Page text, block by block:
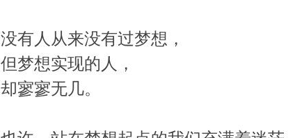
没有人从来没有过梦想，
但梦想实现的人，
却寥寥无几。